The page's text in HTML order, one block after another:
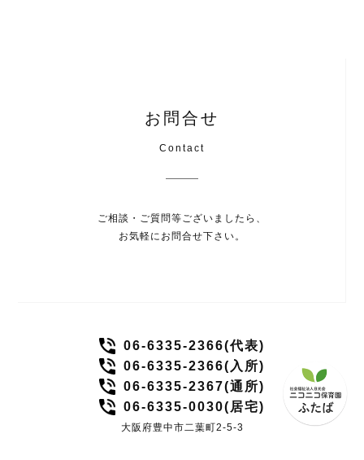
お問合せ
Contact
ご相談・ご質問等ございましたら、
お気軽にお問合せ下さい。
06-6335-2366(代表)
06-6335-2366(入所)
06-6335-2367(通所)
06-6335-0030(居宅)
大阪府豊中市二葉町2-5-3